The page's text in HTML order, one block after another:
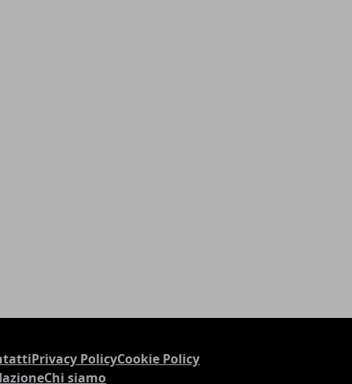
Privacy PolicyCookie Policy
Chi siamo